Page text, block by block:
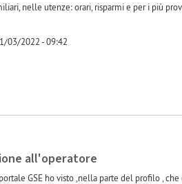
nelle utenze: orari, risparmi e per i più
03/2022 - 09:42
all'operatore
GSE ho visto ,nella parte del profilo , che